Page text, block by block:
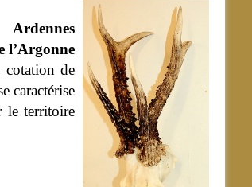
Ardennes
l’Argonne
cotation de
caractérise
le territoire